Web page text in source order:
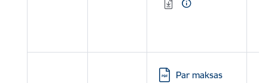
Lejupielādēt:
Par maksas